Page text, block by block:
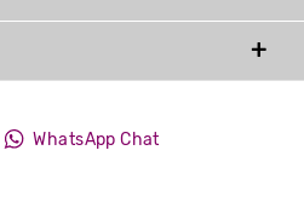
WhatsApp Chat